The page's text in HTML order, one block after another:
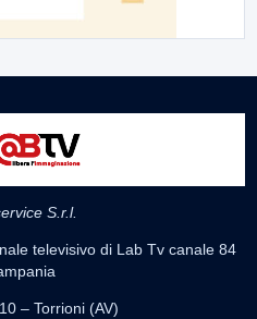
S.r.l.
televisivo di Lab Tv canale 84
– Torrioni (AV)